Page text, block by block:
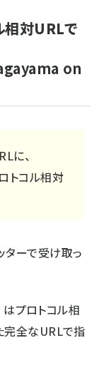
対URLで
on
に、
トコル相対
ターで受け取っ
はプロトコル相
完全なURLで指